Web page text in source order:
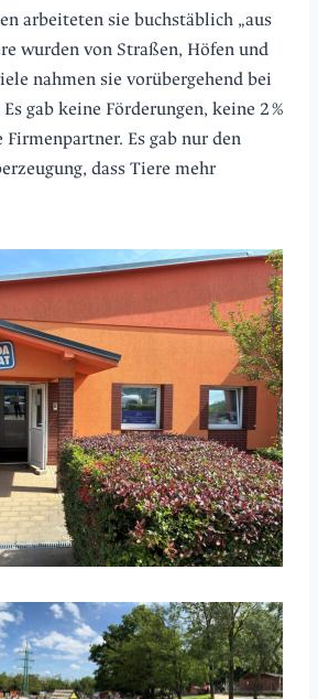
arbeiteten sie buchstäblich „aus
wurden von Straßen, Höfen und
nahmen sie vorübergehend bei
gab keine Förderungen, keine 2 %
Firmenpartner. Es gab nur den
dass Tiere mehr